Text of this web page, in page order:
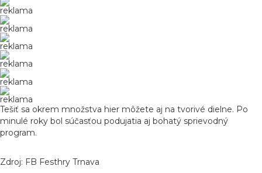
reklama
reklama
reklama
reklama
reklama
reklama
Tešiť sa okrem množstva hier môžete aj na tvorivé dielne. Po
minulé roky bol súčasťou podujatia aj bohatý sprievodný
program.
Zdroj: FB Festhry Trnava